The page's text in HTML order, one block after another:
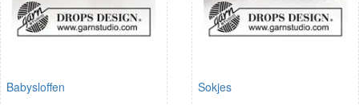
Babysloffen Sokjes